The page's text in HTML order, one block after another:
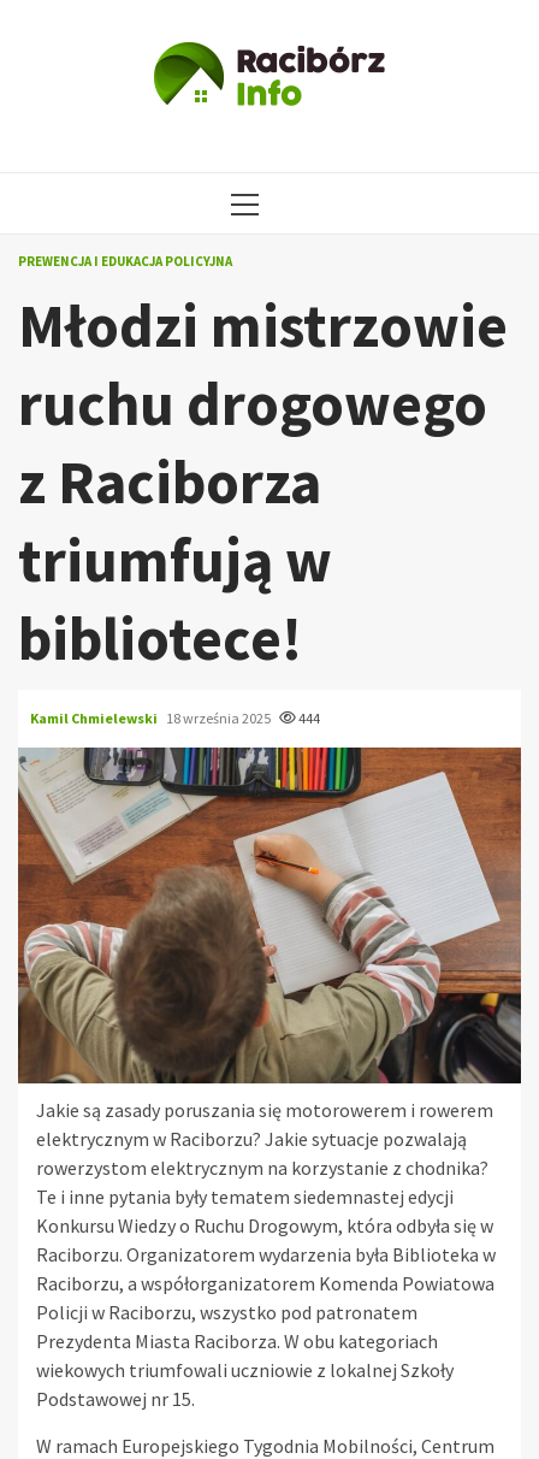
MENU
PREWENCJA I EDUKACJA POLICYJNA
Młodzi mistrzowie
ruchu drogowego
z Raciborza
triumfują w
bibliotece!
Kamil Chmielewski 18 września 2025 444
Jakie są zasady poruszania się motorowerem i rowerem
elektrycznym w Raciborzu? Jakie sytuacje pozwalają
rowerzystom elektrycznym na korzystanie z chodnika?
Te i inne pytania były tematem siedemnastej edycji
Konkursu Wiedzy o Ruchu Drogowym, która odbyła się w
Raciborzu. Organizatorem wydarzenia była Biblioteka w
Raciborzu, a współorganizatorem Komenda Powiatowa
Policji w Raciborzu, wszystko pod patronatem
Prezydenta Miasta Raciborza. W obu kategoriach
wiekowych triumfowali uczniowie z lokalnej Szkoły
Podstawowej nr 15.
W ramach Europejskiego Tygodnia Mobilności, Centrum